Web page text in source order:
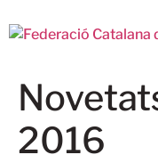
2016